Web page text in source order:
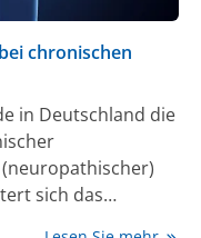
chronischen
in Deutschland die
sich das